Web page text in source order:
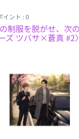
にその体にはタトゥー
にでもかかったかの
と体にの関係を持っ
イント : 0
制服を脱がせ、次
ズ ツバサ×蒼真 #2〉